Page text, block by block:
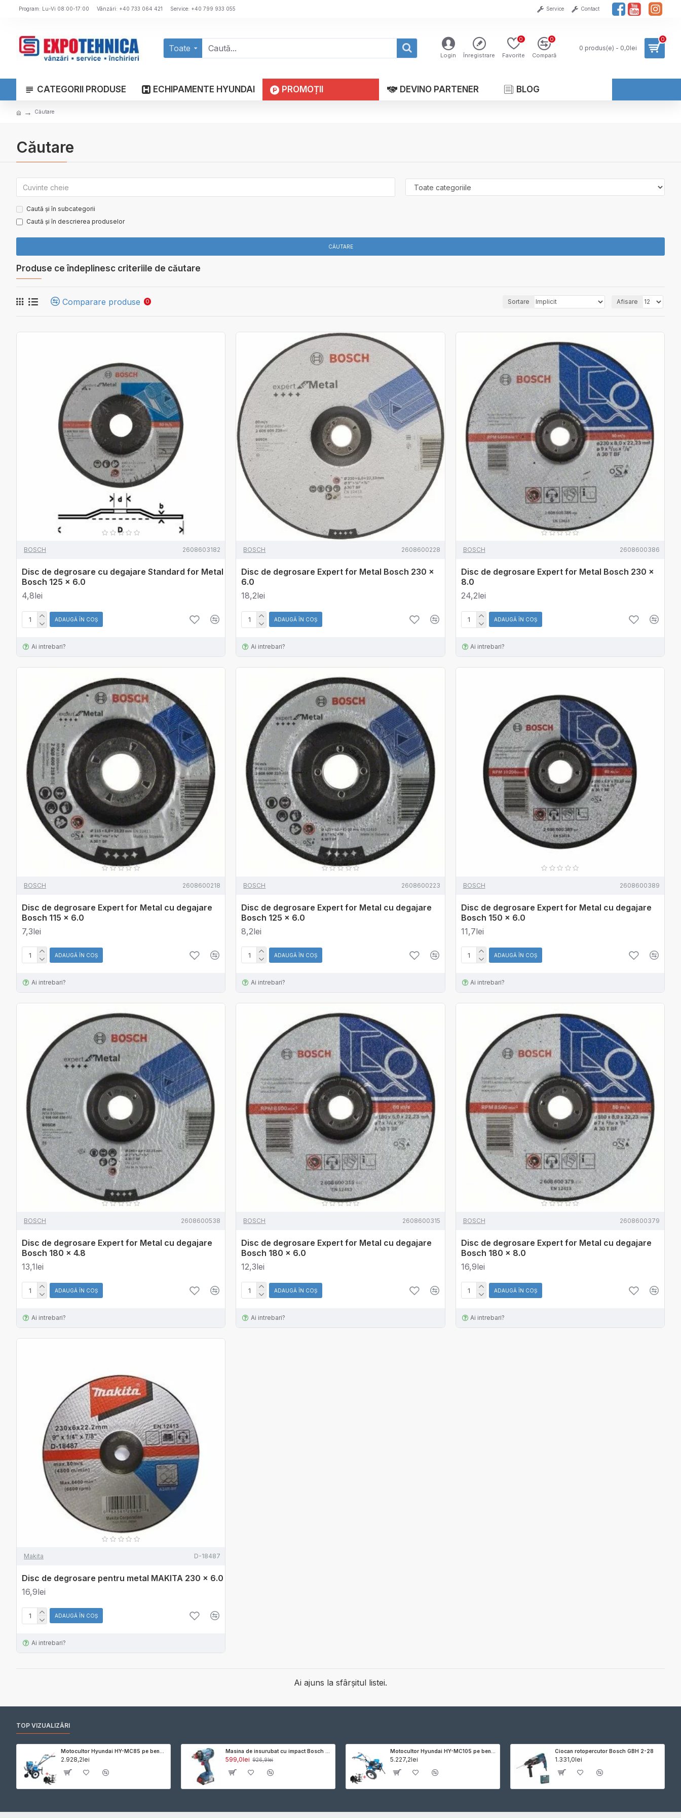
Program: Lu-Vi 08:00-17:00 Vânzări: +40 733 064 421 Service: +40 799 933 055 Service Contact
Toate
Login Înregistrare Favorite
0
Compară
0
0 produs(e) - 0,0lei
0
CATEGORII PRODUSE ECHIPAMENTE HYUNDAI PROMOȚII DEVINO PARTENER BLOG
Căutare
Căutare
Caută și în subcategorii
Caută și în descrierea produselor
CĂUTARE
Produse ce îndeplinesc criteriile de căutare
Comparare produse 0 Sortare Afisare
BOSCH 2608603182
Disc de degrosare cu degajare Standard for Metal
Bosch 125 x 6.0
4,8lei
ADAUGĂ ÎN COŞ
Ai intrebari?
BOSCH 2608600228
Disc de degrosare Expert for Metal Bosch 230 x
6.0
18,2lei
ADAUGĂ ÎN COŞ
Ai intrebari?
BOSCH 2608600386
Disc de degrosare Expert for Metal Bosch 230 x
8.0
24,2lei
ADAUGĂ ÎN COŞ
Ai intrebari?
BOSCH 2608600218
Disc de degrosare Expert for Metal cu degajare
Bosch 115 x 6.0
7,3lei
ADAUGĂ ÎN COŞ
Ai intrebari?
BOSCH 2608600223
Disc de degrosare Expert for Metal cu degajare
Bosch 125 x 6.0
8,2lei
ADAUGĂ ÎN COŞ
Ai intrebari?
BOSCH 2608600389
Disc de degrosare Expert for Metal cu degajare
Bosch 150 x 6.0
11,7lei
ADAUGĂ ÎN COŞ
Ai intrebari?
BOSCH 2608600538
Disc de degrosare Expert for Metal cu degajare
Bosch 180 x 4.8
13,1lei
ADAUGĂ ÎN COŞ
Ai intrebari?
BOSCH 2608600315
Disc de degrosare Expert for Metal cu degajare
Bosch 180 x 6.0
12,3lei
ADAUGĂ ÎN COŞ
Ai intrebari?
BOSCH 2608600379
Disc de degrosare Expert for Metal cu degajare
Bosch 180 x 8.0
16,9lei
ADAUGĂ ÎN COŞ
Ai intrebari?
Makita D-18487
Disc de degrosare pentru metal MAKITA 230 x 6.0
16,9lei
ADAUGĂ ÎN COŞ
Ai intrebari?
Ai ajuns la sfârșitul listei.
TOP VIZUALIZĂRI
2.928,2lei 599,0lei 926,9lei 5.227,2lei
Ciocan rotopercutor Bosch GBH 2-28
1.331,0lei